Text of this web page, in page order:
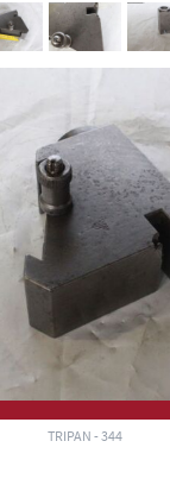
TRIPAN - 344